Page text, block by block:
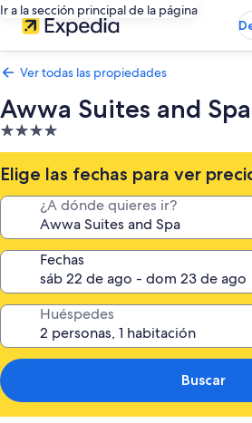
Ir a la sección principal de la página
Ver todas las propiedades
Awwa Suites and Spa
Propiedad
de
4.0
estrellas
Elige las fechas para ver
¿A dónde quieres ir?
Fechas
Huéspedes
Buscar